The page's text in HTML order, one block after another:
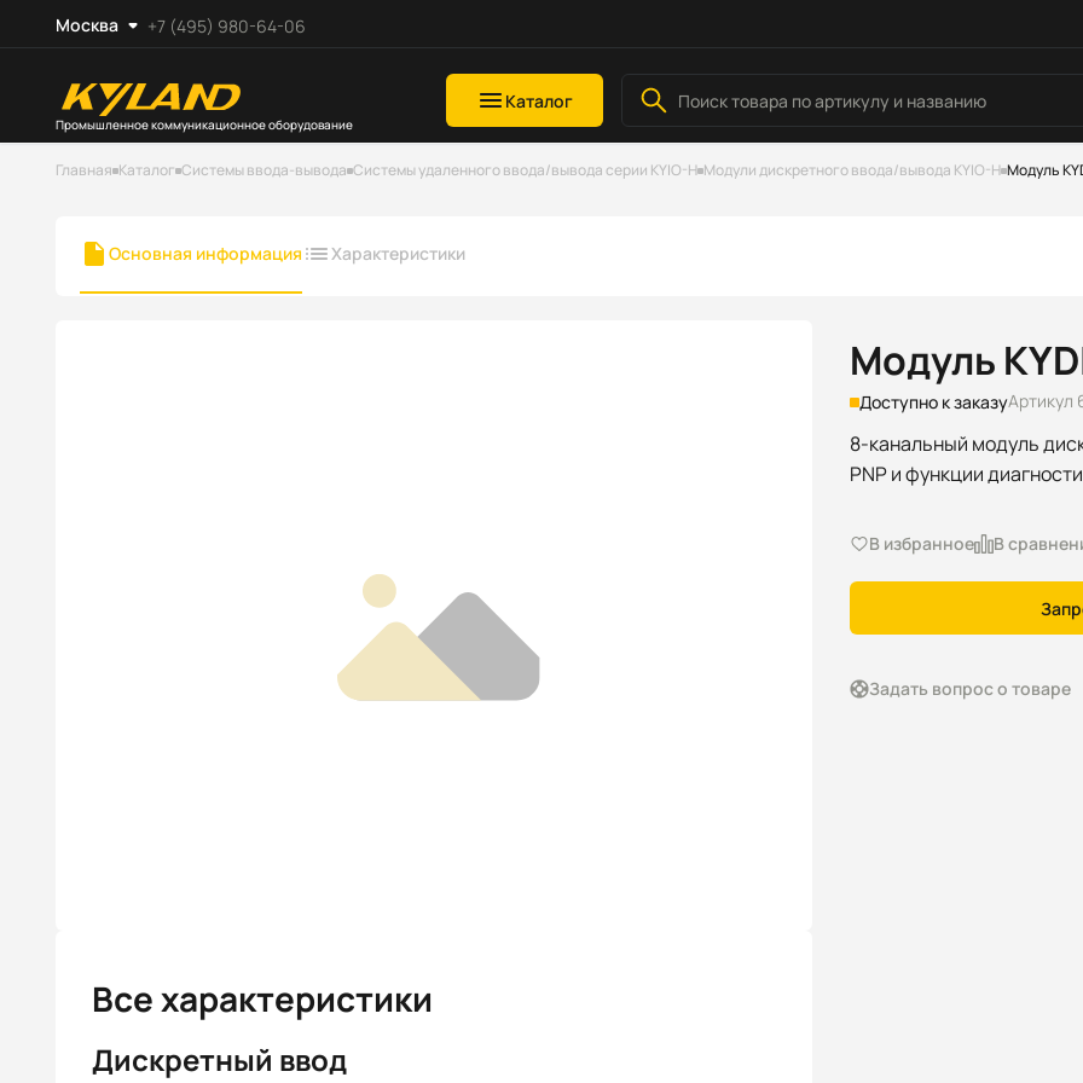
Москва +7 (495) 980-64-06
Промышленное коммуникационное оборудование
Каталог
Главная Каталог Системы ввода-вывода Системы удаленного ввода/вывода серии KYIO-H Модули дискретного ввода/вывода KYIO-H Модуль
Основная информация Характеристики
Модуль
Доступно к заказуАртикул
8-канальный модуль
PNP и функции
В избранное В
Задать вопрос о товаре
Все характеристики
Дискретный ввод